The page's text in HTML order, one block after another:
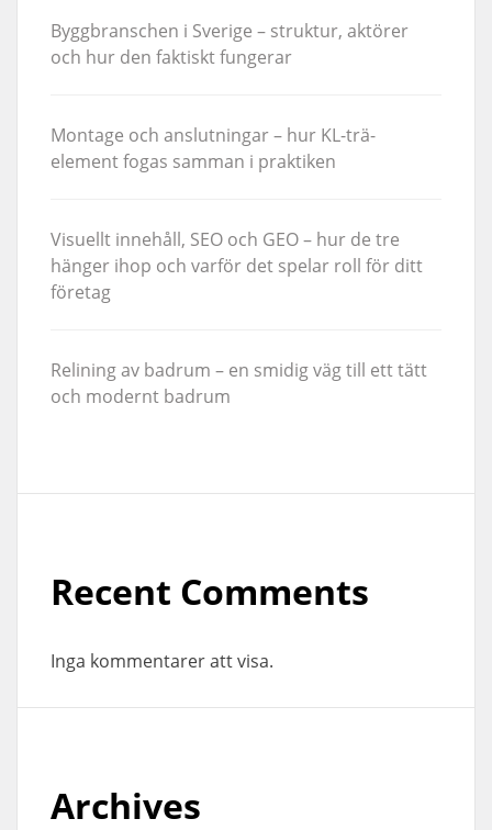
Byggbranschen i Sverige – struktur, aktörer
och hur den faktiskt fungerar
Montage och anslutningar – hur KL-trä-
element fogas samman i praktiken
Visuellt innehåll, SEO och GEO – hur de tre
hänger ihop och varför det spelar roll för ditt
företag
Relining av badrum – en smidig väg till ett tätt
och modernt badrum
Recent Comments
Inga kommentarer att visa.
Archives